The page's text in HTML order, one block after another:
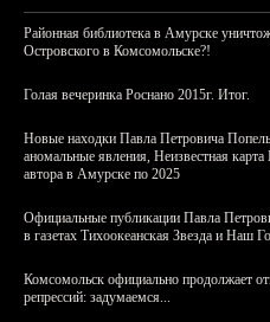
Районная библиотека в Амурске
Островского в Комсомольске?!
Голая вечеринка Роснано 2015г. Итог.
Новые находки Павла Петровича
аномальные явления, Неизвестная
автора в Амурске по 2025
Официальные публикации Павла
в газетах Тихоокеанская Звезда и Наш
Комсомольск официально продолжает
репрессий: задумаемся...